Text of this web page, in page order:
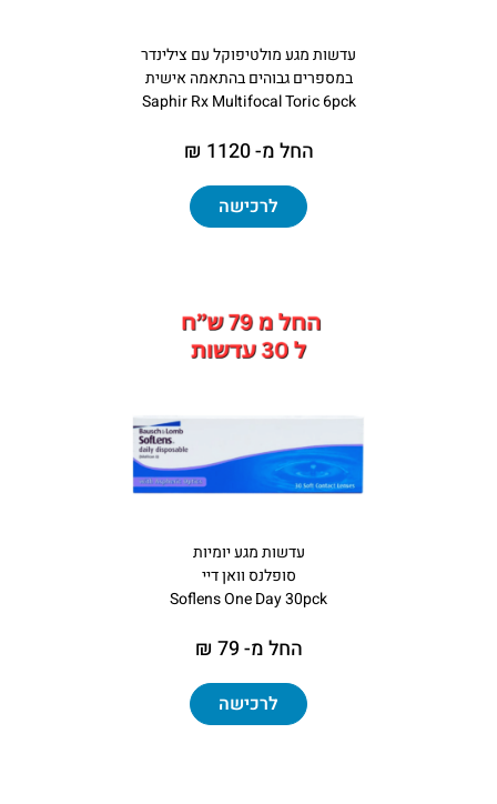
עדשות מגע מולטיפוקל עם צילינדר
במספרים גבוהים בהתאמה אישית
Saphir Rx Multifocal Toric 6pck
החל מ- 1120 ₪
לרכישה
עדשות מגע יומיות
סופלנס וואן דיי
Soflens One Day 30pck
החל מ- 79 ₪
לרכישה